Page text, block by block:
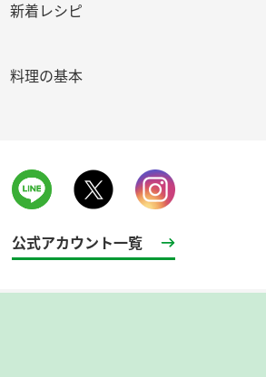
新着レシピ
料理の基本
公式アカウント一覧